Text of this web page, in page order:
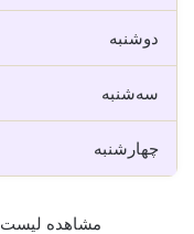
دوشنبه
سه‌شنبه
چهارشنبه
مشاهده لیست